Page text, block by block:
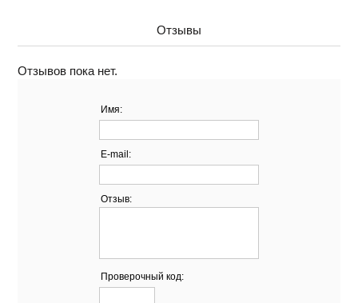
Отзывы
Отзывов пока нет.
Имя:
E-mail:
Отзыв:
Проверочный код: